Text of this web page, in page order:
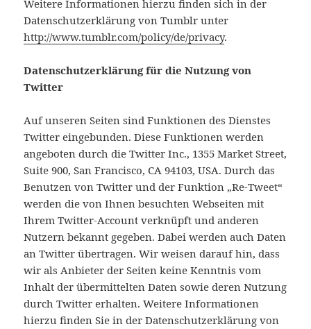
Weitere Informationen hierzu finden sich in der
Datenschutzerklärung von Tumblr unter
http://www.tumblr.com/policy/de/privacy.
Datenschutzerklärung für die Nutzung von
Twitter
Auf unseren Seiten sind Funktionen des Dienstes
Twitter eingebunden. Diese Funktionen werden
angeboten durch die Twitter Inc., 1355 Market Street,
Suite 900, San Francisco, CA 94103, USA. Durch das
Benutzen von Twitter und der Funktion „Re-Tweet“
werden die von Ihnen besuchten Webseiten mit
Ihrem Twitter-Account verknüpft und anderen
Nutzern bekannt gegeben. Dabei werden auch Daten
an Twitter übertragen. Wir weisen darauf hin, dass
wir als Anbieter der Seiten keine Kenntnis vom
Inhalt der übermittelten Daten sowie deren Nutzung
durch Twitter erhalten. Weitere Informationen
hierzu finden Sie in der Datenschutzerklärung von